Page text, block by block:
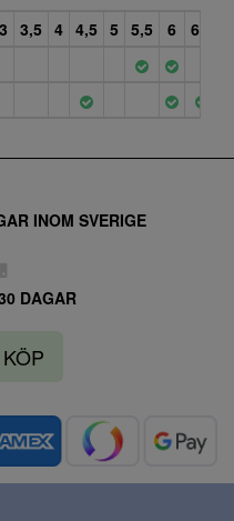
3 3,5 4 4,5 5 5,5 6 6,5
INOM SVERIGE
DAGAR